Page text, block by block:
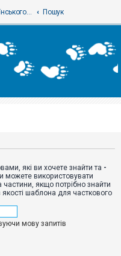
форум Українського теріологічного товариства Пошук
які ви хочете знайти та -
можете використовувати
частини, якщо потрібно знайти
шаблона для часткового
мову запитів